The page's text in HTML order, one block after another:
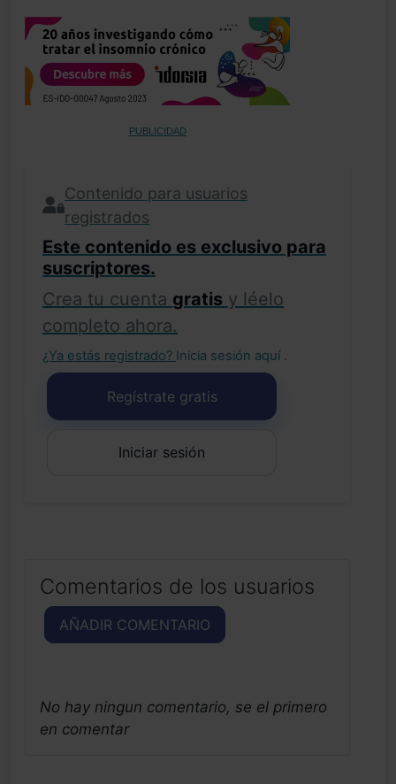
PUBLICIDAD
Contenido para usuarios
registrados
Este contenido es exclusivo para
suscriptores.
Crea tu cuenta gratis y léelo
completo ahora.
¿Ya estás registrado? Inicia sesión aquí .
Regístrate gratis
Iniciar sesión
Comentarios de los usuarios
AÑADIR COMENTARIO
No hay ningun comentario, se el primero
en comentar